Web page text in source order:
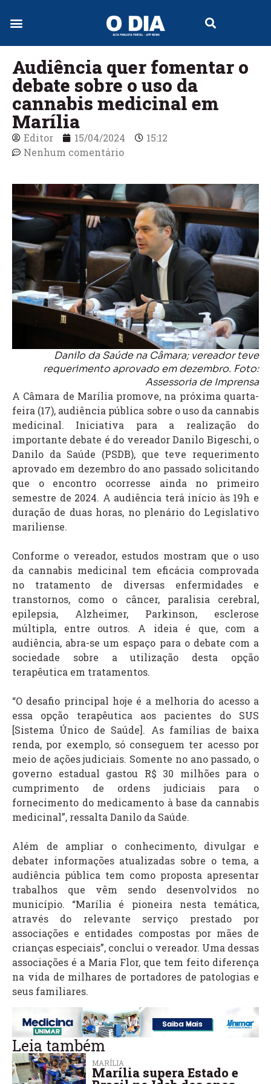
Audiência quer fomentar o
debate sobre o uso da
cannabis medicinal em
Marília
Editor 15/04/2024
15:12
Nenhum comentário
Danilo da Saúde na Câmara; vereador teve
requerimento aprovado em dezembro. Foto:
Assessoria de Imprensa
A Câmara de Marília promove, na próxima quarta-
feira (17), audiência pública sobre o uso da cannabis
medicinal. Iniciativa para a realização do
importante debate é do vereador Danilo Bigeschi, o
Danilo da Saúde (PSDB), que teve requerimento
aprovado em dezembro do ano passado solicitando
que o encontro ocorresse ainda no primeiro
semestre de 2024. A audiência terá início às 19h e
duração de duas horas, no plenário do Legislativo
mariliense.
Conforme o vereador, estudos mostram que o uso
da cannabis medicinal tem eficácia comprovada
no tratamento de diversas enfermidades e
transtornos, como o câncer, paralisia cerebral,
epilepsia, Alzheimer, Parkinson, esclerose
múltipla, entre outros. A ideia é que, com a
audiência, abra-se um espaço para o debate com a
sociedade sobre a utilização desta opção
terapêutica em tratamentos.
“O desafio principal hoje é a melhoria do acesso a
essa opção terapêutica aos pacientes do SUS
[Sistema Único de Saúde]. As famílias de baixa
renda, por exemplo, só conseguem ter acesso por
meio de ações judiciais. Somente no ano passado, o
governo estadual gastou R$ 30 milhões para o
cumprimento de ordens judiciais para o
fornecimento do medicamento à base da cannabis
medicinal”, ressalta Danilo da Saúde.
Além de ampliar o conhecimento, divulgar e
debater informações atualizadas sobre o tema, a
audiência pública tem como proposta apresentar
trabalhos que vêm sendo desenvolvidos no
município. “Marília é pioneira nesta temática,
através do relevante serviço prestado por
associações e entidades compostas por mães de
crianças especiais”, conclui o vereador. Uma dessas
associações é a Maria Flor, que tem feito diferença
na vida de milhares de portadores de patologias e
seus familiares.
Leia também
MARÍLIA
Marília supera Estado e